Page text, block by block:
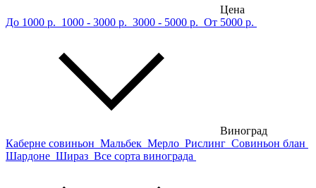
Цена
До 1000 р. 1000 - 3000 р. 3000 - 5000 р. От 5000 р.
Виноград
Каберне совиньон Мальбек Мерло Рислинг Совиньон блан
Шардоне Шираз Все сорта винограда